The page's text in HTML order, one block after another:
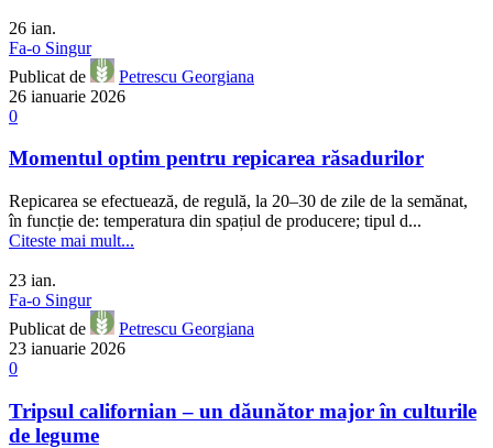
26 ian.
Fa-o Singur
Publicat de
Petrescu Georgiana
26 ianuarie 2026
0
Momentul optim pentru repicarea răsadurilor
Repicarea se efectuează, de regulă, la 20–30 de zile de la semănat,
în funcție de: temperatura din spațiul de producere; tipul d...
Citeste mai mult...
23 ian.
Fa-o Singur
Publicat de
Petrescu Georgiana
23 ianuarie 2026
0
Tripsul californian – un dăunător major în culturile
de legume